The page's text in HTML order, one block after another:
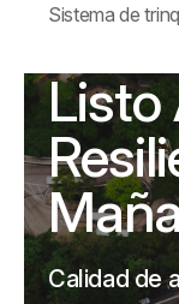
Sistema de
Listo
Calidad de